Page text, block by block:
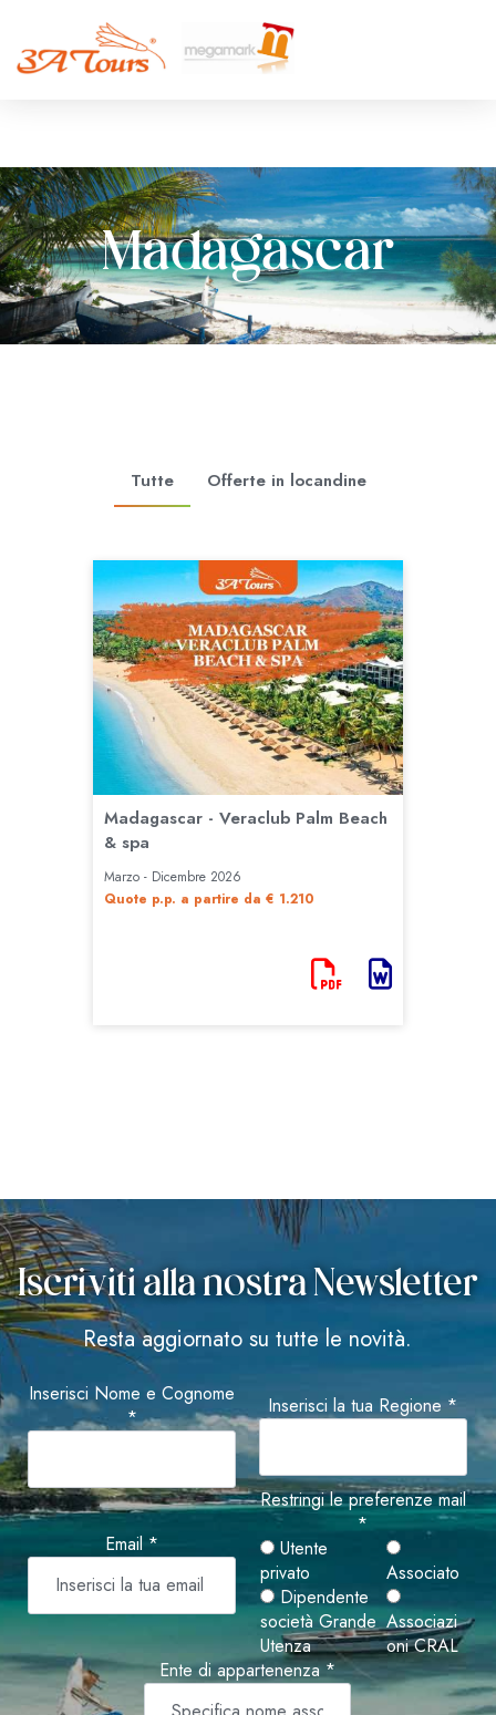
Madagascar
Iscriviti alla nostra Newsletter
Resta aggiornato su tutte le novità.
Inserisci Nome e Cognome
*
Inserisci la tua Regione *
Email *
Restringi le preferenze mail
*
Utente
privato
Associato
Dipendente
società Grande
Utenza
Associazi
oni CRAL
Ente di appartenenza *